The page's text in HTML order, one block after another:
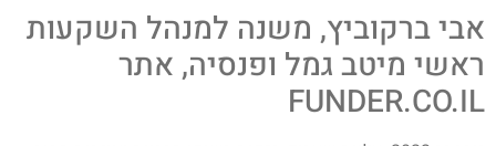
אבי ברקוביץ, משנה למנהל השקעות
ראשי מיטב גמל ופנסיה, אתר
FUNDER.CO.IL